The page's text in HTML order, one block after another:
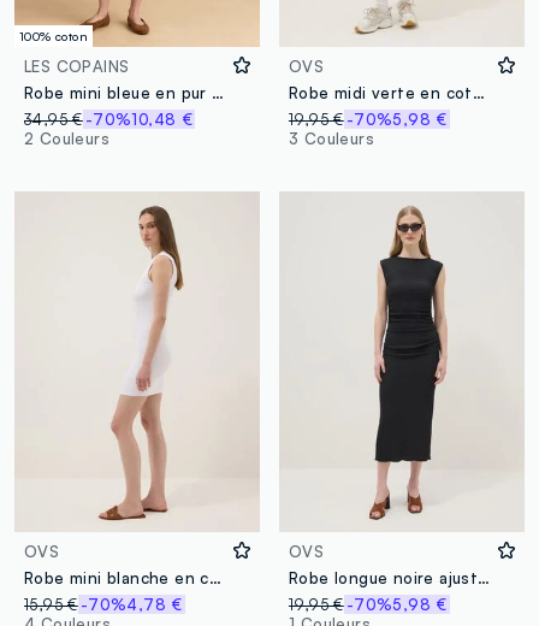
100% coton
LES COPAINS
Robe mini bleue en pur coton avec ceinture
34,95 €-70%10,48 €
2 Couleurs
OVS
Robe midi verte en coton stretch avec fente côté
19,95 € -70%5,98 €
3 Couleurs
OVS
Robe mini blanche en coton stretch
15,95 €-70%4,78 €
OVS
Robe longue noire ajustée en tissu stretch
19,95 € -70%5,98 €